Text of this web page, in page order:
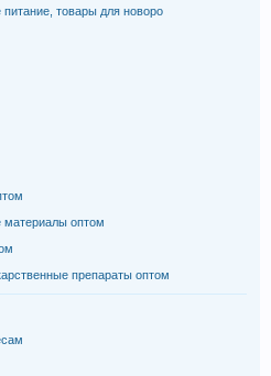
питание, товары для новоро
материалы оптом
препараты оптом